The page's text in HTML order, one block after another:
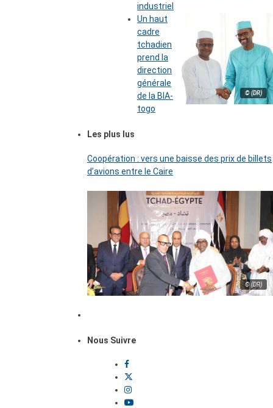
industriel
© (DR)
Un haut
cadre
tchadien
prend la
direction
générale
de la BIA-
togo
Les plus lus
Coopération : vers une baisse des prix de billets
d’avions entre le Caire
© (DR)
Nous Suivre